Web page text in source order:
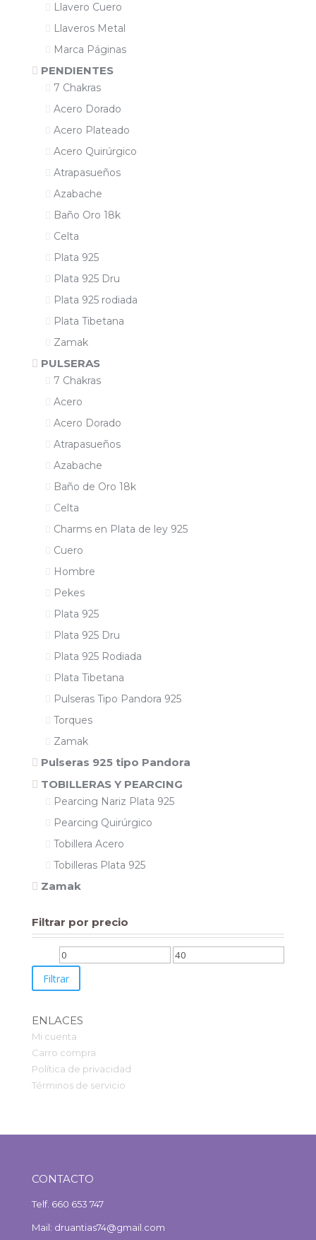
Llavero Cuero
Llaveros Metal
Marca Páginas
PENDIENTES
7 Chakras
Acero Dorado
Acero Plateado
Acero Quirúrgico
Atrapasueños
Azabache
Baño Oro 18k
Celta
Plata 925
Plata 925 Dru
Plata 925 rodiada
Plata Tibetana
Zamak
PULSERAS
7 Chakras
Acero
Acero Dorado
Atrapasueños
Azabache
Baño de Oro 18k
Celta
Charms en Plata de ley 925
Cuero
Hombre
Pekes
Plata 925
Plata 925 Dru
Plata 925 Rodiada
Plata Tibetana
Pulseras Tipo Pandora 925
Torques
Zamak
Pulseras 925 tipo Pandora
TOBILLERAS Y PEARCING
Pearcing Nariz Plata 925
Pearcing Quirúrgico
Tobillera Acero
Tobilleras Plata 925
Zamak
Filtrar por precio
Precio
mínimo
Precio
Filtrar
ENLACES
Mi cuenta
Carro compra
Política de privacidad
Términos de servicio
CONTACTO
Telf. 660 653 747
Mail: druantias74@gmail.com